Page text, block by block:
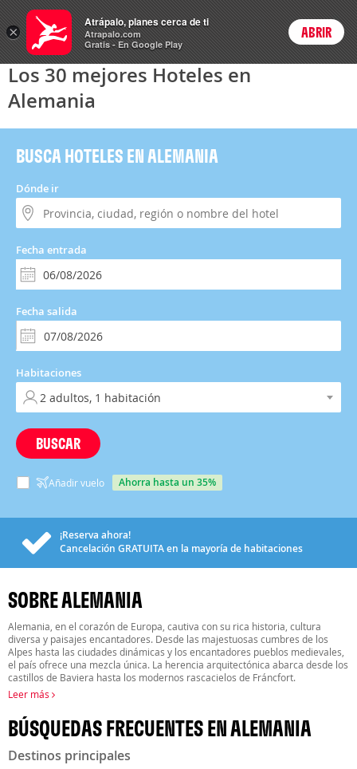
Hoteles Login
Los 30 mejores Hoteles en
Alemania
BUSCA HOTELES EN ALEMANIA
Dónde ir
Fecha entrada
Fecha salida
Habitaciones
BUSCAR
Añadir vuelo ahorra hasta un 35%
¡Reserva ahora!
Cancelación GRATUITAen la mayoría de habitaciones
SOBRE ALEMANIA
Alemania, en el corazón de Europa, cautiva con su rica historia, cultura
diversa y paisajes encantadores. Desde las majestuosas cumbres de los
Alpes hasta las ciudades dinámicas y los encantadores pueblos medievales,
el país ofrece una mezcla única. La herencia arquitectónica abarca desde los
castillos de Baviera hasta los modernos rascacielos de Fráncfort.
Leer más
BÚSQUEDAS FRECUENTES EN ALEMANIA
Destinos principales
×
Atrápalo, planes cerca de ti
Atrapalo.com
Gratis - En Google Play
ABRIR